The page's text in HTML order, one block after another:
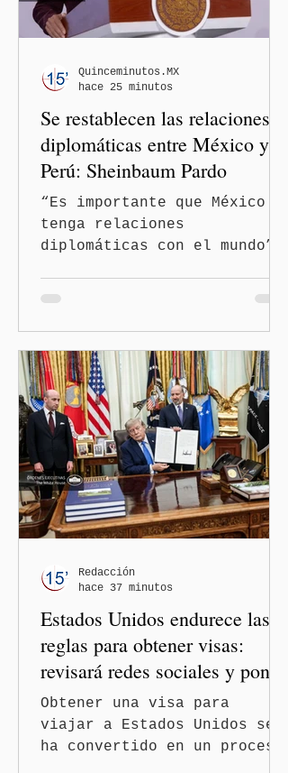
Se restablecen las relaciones
diplomáticas entre México y
Perú: Sheinbaum Pardo
“Es importante que México
tenga relaciones
diplomáticas con el mundo”,
Sheinbaum Pardo anunció el
restablecimiento de las
relaciones diplomáticas
entre los gobiernos de
México y Perú. “Es
importante que más allá de
la orientación política de
los gobiernos —porque hay
orientaciones políticas de
los gobiernos, llegan por
— es importante que México
tenga relaciones
diplomáticas con el mu
Quinceminutos.MX
hace 25 minutos
Estados Unidos endurece las
reglas para obtener visas:
revisará redes sociales y pone
freno al Turismo de
Nacimiento
Obtener una visa para
viajar a Estados Unidos se
ha convertido en un proceso
Redacción
hace 37 minutos